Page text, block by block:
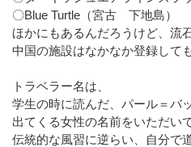
〇Blue Turtle（宮古 下地島）
ほかにもあるんだろうけど、流
中国の施設はなかなか登録して
トラベラー名は、
学生の時に読んだ、パール＝バ
出てくる女性の名前をいただい
伝統的な風習に逆らい、自分で